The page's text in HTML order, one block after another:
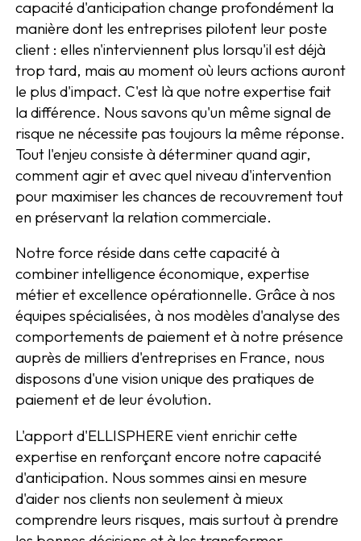
capacité d'anticipation change profondément la
manière dont les entreprises pilotent leur poste
client : elles n'interviennent plus lorsqu'il est déjà
trop tard, mais au moment où leurs actions auront
le plus d'impact. C'est là que notre expertise fait
la différence. Nous savons qu'un même signal de
risque ne nécessite pas toujours la même réponse.
Tout l'enjeu consiste à déterminer quand agir,
comment agir et avec quel niveau d'intervention
pour maximiser les chances de recouvrement tout
en préservant la relation commerciale.
Notre force réside dans cette capacité à
combiner intelligence économique, expertise
métier et excellence opérationnelle. Grâce à nos
équipes spécialisées, à nos modèles d'analyse des
comportements de paiement et à notre présence
auprès de milliers d'entreprises en France, nous
disposons d'une vision unique des pratiques de
paiement et de leur évolution.
L'apport d'ELLISPHERE vient enrichir cette
expertise en renforçant encore notre capacité
d'anticipation. Nous sommes ainsi en mesure
d'aider nos clients non seulement à mieux
comprendre leurs risques, mais surtout à prendre